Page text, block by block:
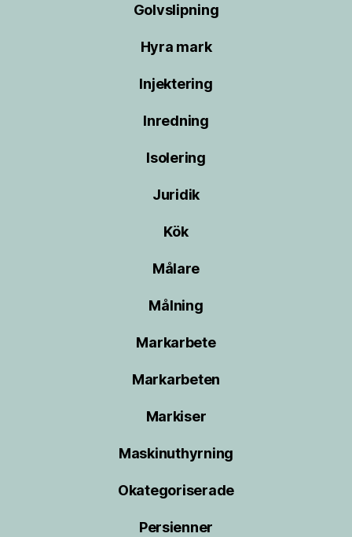
Golvslipning
Hyra mark
Injektering
Inredning
Isolering
Juridik
Kök
Målare
Målning
Markarbete
Markarbeten
Markiser
Maskinuthyrning
Okategoriserade
Persienner